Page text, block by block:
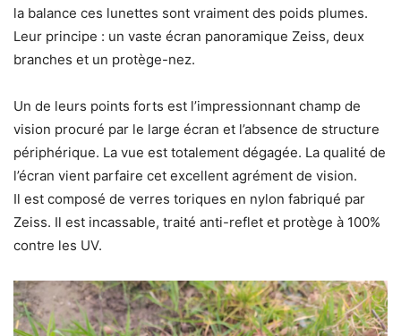
la balance ces lunettes sont vraiment des poids plumes.
Leur principe : un vaste écran panoramique Zeiss, deux
branches et un protège-nez.
Un de leurs points forts est l’impressionnant champ de
vision procuré par le large écran et l’absence de structure
périphérique. La vue est totalement dégagée. La qualité de
l’écran vient parfaire cet excellent agrément de vision.
Il est composé de verres toriques en nylon fabriqué par
Zeiss. Il est incassable, traité anti-reflet et protège à 100%
contre les UV.